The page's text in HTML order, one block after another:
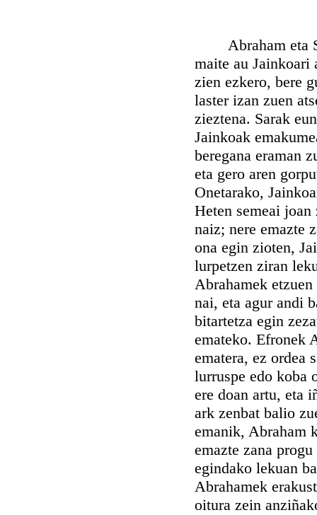
Abraham eta
maite au Jainkoari
zien ezkero, bere
laster izan zuen
zieztena. Sarak
Jainkoak
beregana eraman
eta gero aren
Onetarako,
Heten semeai joan
naiz; nere emazte
ona egin zioten,
lurpetzen ziran
Abrahamek
nai, eta agur andi
bitartetza egin
emateko. Efronek
ematera, ez ordea
lurruspe edo koba
ere doan artu, eta
ark zenbat balio
emanik, Abraham
emazte zana
egindako lekuan
Abrahamek
oitura zein